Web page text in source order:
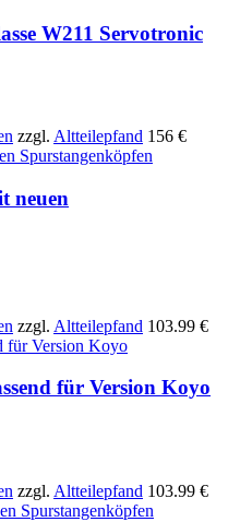
W211 Servotronic
zzgl. Altteilepfand 156 €
neuen
zzgl. Altteilepfand 103.99 €
für Version Koyo
zzgl. Altteilepfand 103.99 €